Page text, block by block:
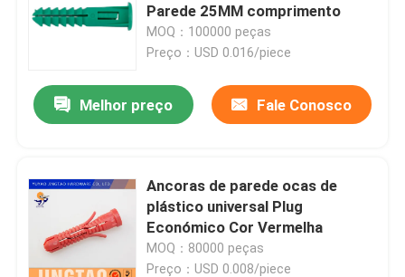
Parede 25MM comprimento
MOQ：100000 peças
Preço：USD 0.016/piece
Melhor preço Fale Conosco
Ancoras de parede ocas de
plástico universal Plug
Económico Cor Vermelha
MOQ：80000 peças
Preço：USD 0.008/piece